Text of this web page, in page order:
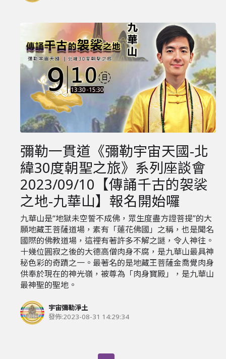
彌勒一貫道《彌勒宇宙天國-北
緯30度朝聖之旅》系列座談會
2023/09/10【傳誦千古的袈裟
之地-九華山】報名開始囉
九華山是“地獄未空誓不成佛，眾生度盡方證菩提”的大
願地藏王菩薩道場，素有「蓮花佛國」之稱，也是聞名
國際的佛教道場，這裡有著許多不解之謎，令人神往。
十幾位圓寂之後的大德高僧肉身不腐，是九華山最具神
秘色彩的奇蹟之一。最著名的是地藏王菩薩金喬覺肉身
供奉於現在的神光嶺，被尊為「肉身寶殿」，是九華山
最神聖的聖地。
宇宙彌勒淨土
發佈:2023-08-31 14:29:34